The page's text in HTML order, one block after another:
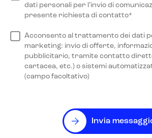
dati personali per l’invio di
presente richiesta di contatto*
Acconsento al trattamento dei dati
marketing: invio di offerte,
pubblicitario, tramite contatto
cartacea, etc.) o sistemi
(campo facoltativo)
Invia